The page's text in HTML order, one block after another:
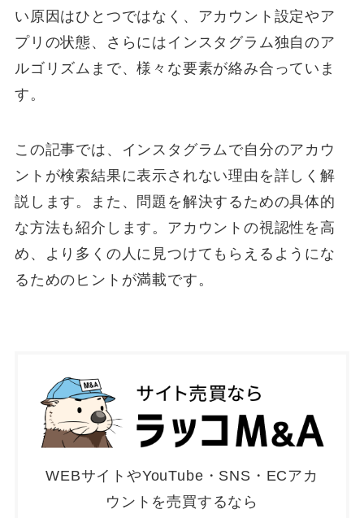
い原因はひとつではなく、アカウント設定やア
プリの状態、さらにはインスタグラム独自のア
ルゴリズムまで、様々な要素が絡み合っていま
す。
この記事では、インスタグラムで自分のアカウ
ントが検索結果に表示されない理由を詳しく解
説します。また、問題を解決するための具体的
な方法も紹介します。アカウントの視認性を高
め、より多くの人に見つけてもらえるようにな
るためのヒントが満載です。
WEBサイトやYouTube・SNS・ECアカ
ウントを売買するなら